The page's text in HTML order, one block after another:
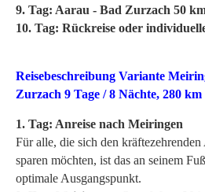
9. Tag: Aarau - Bad Zurzach 50
10. Tag: Rückreise oder
Reisebeschreibung Variante
Zurzach 9 Tage / 8 Nächte, 280 km
1. Tag: Anreise nach Meiringen
Für alle, die sich den
sparen möchten, ist das an seinem
optimale Ausgangspunkt.